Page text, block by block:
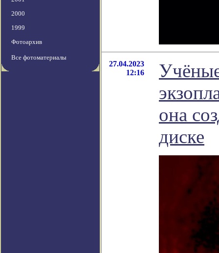
2000
1999
Фотоархив
Все фотоматериалы
27.04.2023
12:16
она
диске